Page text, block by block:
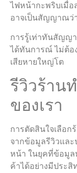
ไฟหน้ากะพริบเมื่
อาจเป็นสัญญาณว่
การรู้เท่าทันสัญญ
ได้ทันการณ์ ไม่ต้อ
เสียหายใหญ่โต
รีวิวร้าน
ของเรา
การตัดสินใจเลือก
จากข้อมูลรีวิวแล
หน้า ในยุคที่ข้อมูล
ค้าได้อย่างมีประ